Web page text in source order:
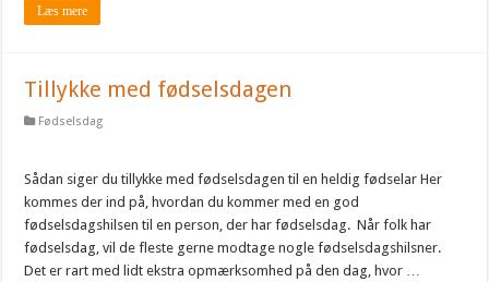
Læs mere
Tillykke med fødselsdagen
Fødselsdag
Sådan siger du tillykke med fødselsdagen til en heldig fødselar Her
kommes der ind på, hvordan du kommer med en god
fødselsdagshilsen til en person, der har fødselsdag. Når folk har
fødselsdag, vil de fleste gerne modtage nogle fødselsdagshilsner.
Det er rart med lidt ekstra opmærksomhed på den dag, hvor …